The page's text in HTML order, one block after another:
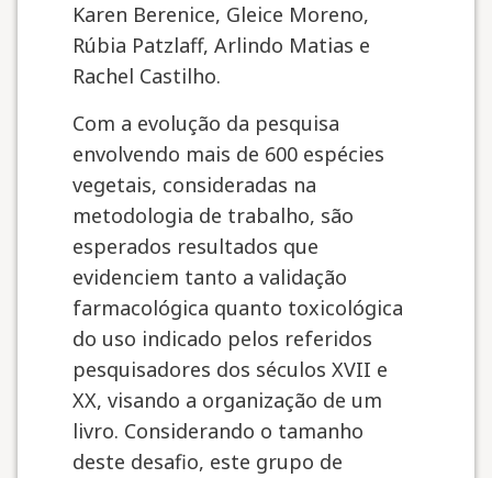
Karen Berenice, Gleice Moreno,
Rúbia Patzlaff, Arlindo Matias e
Rachel Castilho.
Com a evolução da pesquisa
envolvendo mais de 600 espécies
vegetais, consideradas na
metodologia de trabalho, são
esperados resultados que
evidenciem tanto a validação
farmacológica quanto toxicológica
do uso indicado pelos referidos
pesquisadores dos séculos XVII e
XX, visando a organização de um
livro. Considerando o tamanho
deste desafio, este grupo de